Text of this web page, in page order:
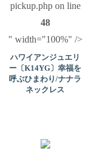
pickup.php on line
48
" width="100%" />
ハワイアンジュエリ
ー〔K14YG〕幸福を
呼ぶひまわり/ナナラ
ネックレス